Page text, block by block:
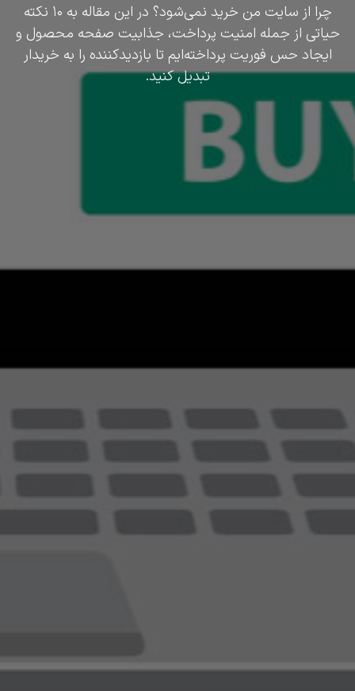
چرا از سایت من خرید نمی‌شود؟ در این مقاله به ۱۰ نکته
حیاتی از جمله امنیت پرداخت، جذابیت صفحه محصول و
ایجاد حس فوریت پرداخته‌ایم تا بازدیدکننده را به خریدار
تبدیل کنید.